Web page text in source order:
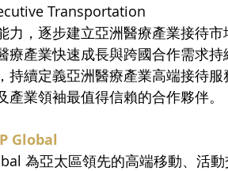
Transportation
力，逐步建立亞洲醫療產業接待
療產業快速成長與跨國合作需求
持續定義亞洲醫療產業高端接待
產業領袖最值得信賴的合作夥伴。
Global
為亞太區領先的高端移動、活